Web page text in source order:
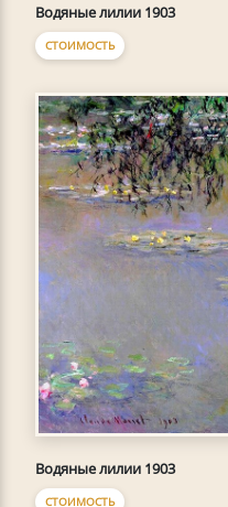
Водяные лилии 1903
СТОИМОСТЬ
Водяные лилии 1903
СТОИМОСТЬ